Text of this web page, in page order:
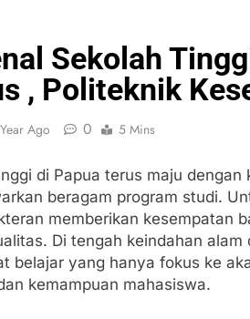
Sekolah
, Politeknik
Ago 0 5 Mins
di Papua terus maju
beragam program studi.
memberikan kesempatan
Di tengah keindahan
belajar yang hanya fokus ke
kemampuan mahasiswa.